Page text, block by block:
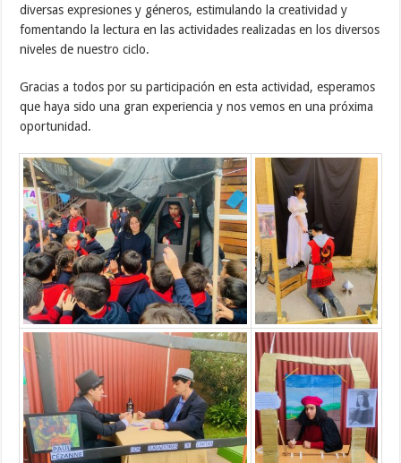
diversas expresiones y géneros, estimulando la creatividad y
fomentando la lectura en las actividades realizadas en los diversos
niveles de nuestro ciclo.
Gracias a todos por su participación en esta actividad, esperamos
que haya sido una gran experiencia y nos vemos en una próxima
oportunidad.